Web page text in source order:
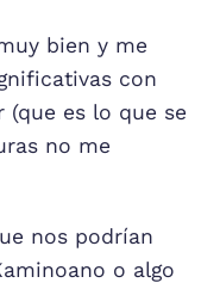
bien y me
con
(que es lo que se
no me
nos podrían
o algo